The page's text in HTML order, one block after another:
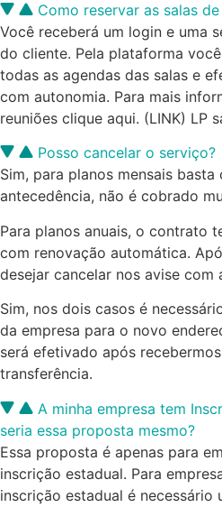
Como reservar as salas
Você receberá um login e uma
do cliente. Pela plataforma
todas as agendas das salas e
com autonomia. Para mais
reuniões clique aqui. (LINK) LP
Posso cancelar o serviço?
Sim, para planos mensais
antecedência, não é cobrado
Para planos anuais, o contrato
com renovação automática.
desejar cancelar nos avise com
Sim, nos dois casos é
da empresa para o novo
será efetivado após
transferência.
A minha empresa tem
seria essa proposta mesmo?
Essa proposta é apenas para
inscrição estadual. Para
inscrição estadual é necessário